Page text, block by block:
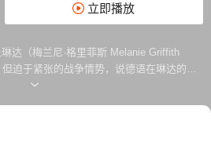
立即播放
达（梅兰尼·格里菲斯 Melanie Griffith
迫于紧张的战争情势，说德语在琳达的生
琳达无意之中流露了她出色的语言天赋，
意识到，看似从商的爱德实际上是一名情